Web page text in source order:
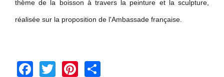
thème de la boisson à travers la peinture et la sculpture,
réalisée sur la proposition de l'Ambassade française.
Facebook
TwitterPinterest